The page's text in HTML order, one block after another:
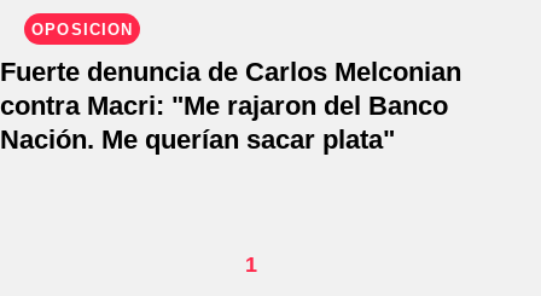
OPOSICIÓN
Fuerte denuncia de Carlos Melconian
contra Macri: "Me rajaron del Banco
Nación. Me querían sacar plata"
1